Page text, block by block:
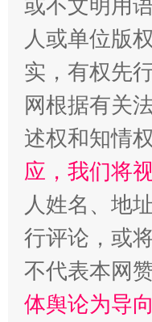
山西：不断增强治
或不文明用
人或单位版
实，有权先
网根据有关
述权和知情
应，我们将
人姓名、地
行评论，或
不代表本网
体舆论为导向